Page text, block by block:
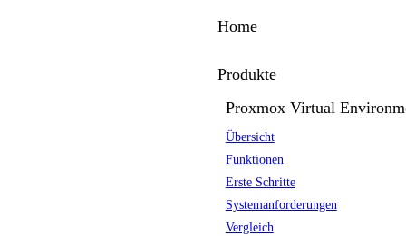
Home
Produkte
Proxmox Virtual
Übersicht
Funktionen
Erste Schritte
Systemanforderungen
Vergleich